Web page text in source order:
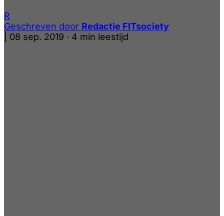
R
Geschreven door Redactie FITsociety
08 sep. 2019 · 4 min leestijd